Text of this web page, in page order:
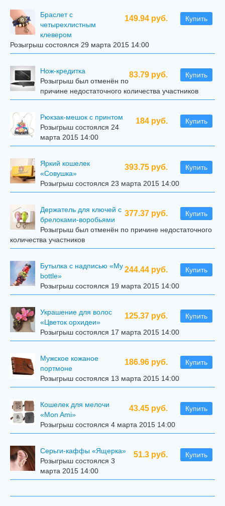
149.94 руб. Купить
Браслет с
четырехлистным
клевером
Розыгрыш состоялся 29 марта 2015 14:00
83.79 руб. Купить
Нож-кредитка
Розыгрыш был отменён по
причине недостаточного количества участников
184 руб. Купить
Рюкзак-мешок с принтом
Розыгрыш состоялся 24
марта 2015 14:00
393.75 руб. Купить
Яркий кошелек
«Совушка»
Розыгрыш состоялся 23 марта 2015 14:00
377.37 руб. Купить
Держатель для ключей с
брелоками-воробьями
Розыгрыш был отменён по причине недостаточного
количества участников
244.44 руб. Купить
Бутылка с надписью «My
bottle»
Розыгрыш состоялся 19 марта 2015 14:00
125.37 руб. Купить
Украшение для волос
«Цветок орхидеи»
Розыгрыш состоялся 17 марта 2015 14:00
186.96 руб. Купить
Мужское кожаное
портмоне
Розыгрыш состоялся 13 марта 2015 14:00
43.45 руб. Купить
Кошелек для мелочи
«Mon Ami»
Розыгрыш состоялся 4 марта 2015 14:00
51.3 руб. Купить
Серьги-каффы «Ящерка»
Розыгрыш состоялся 3
марта 2015 14:00